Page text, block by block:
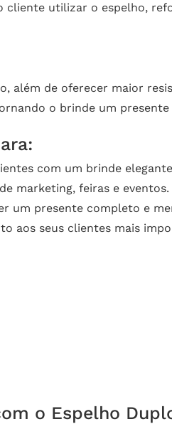
utilizar o espelho,
além de oferecer maior
o brinde um presente
com um brinde
marketing, feiras e eventos.
um presente completo e
aos seus clientes mais
o Espelho